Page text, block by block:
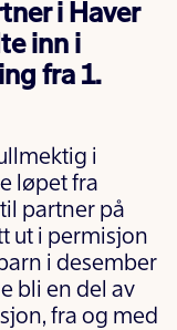
i Haver
inn i
fra 1.
i
løpet fra
partner på
ut i permisjon
i desember
bli en del av
fra og med